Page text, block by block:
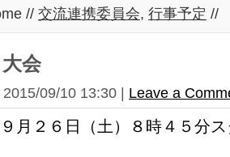
// 交流連携委員会, 行事予定 //
会
09/10 13:30 | Leave a
９月２６日（土）８時４５